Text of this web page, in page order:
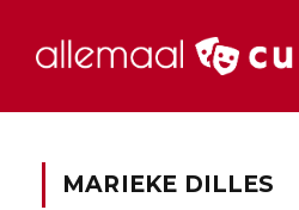
MARIEKE DILLES